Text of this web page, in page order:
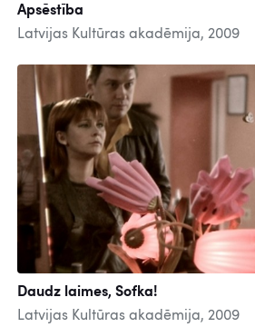
Apsēstība
Latvijas Kultūras akadēmija, 2009
Daudz laimes, Sofka!
Latvijas Kultūras akadēmija, 2009